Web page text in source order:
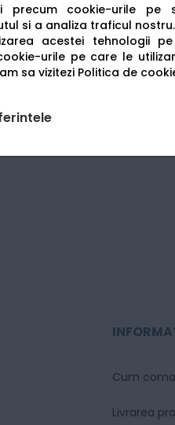
precum cookie-urile
si a analiza traficul
acestei tehnologii
urile pe care le
sa vizitezi Politica de
Cum
Livrarea